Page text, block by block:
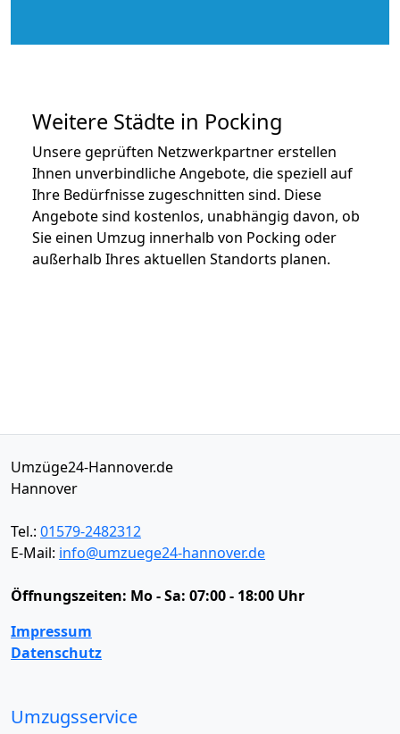
Weitere Städte in Pocking
Unsere geprüften Netzwerkpartner erstellen
Ihnen unverbindliche Angebote, die speziell auf
Ihre Bedürfnisse zugeschnitten sind. Diese
Angebote sind kostenlos, unabhängig davon, ob
Sie einen Umzug innerhalb von Pocking oder
außerhalb Ihres aktuellen Standorts planen.
Umzüge24-Hannover.de
Hannover
Tel.: 01579-2482312
E-Mail: info@umzuege24-hannover.de
Öffnungszeiten: Mo - Sa: 07:00 - 18:00 Uhr
Impressum
Datenschutz
Umzugsservice